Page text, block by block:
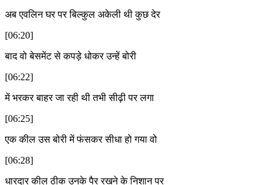
अब एवलिन घर पर बिल्कुल अकेली थी कुछ देर
[06:20]
बाद वो बेसमेंट से कपड़े धोकर उन्हें बोरी
[06:22]
में भरकर बाहर जा रही थी तभी सीढ़ी पर लगा
[06:25]
एक कील उस बोरी में फंसकर सीधा हो गया वो
[06:28]
धारदार कील ठीक उनके पैर रखने के निशान पर